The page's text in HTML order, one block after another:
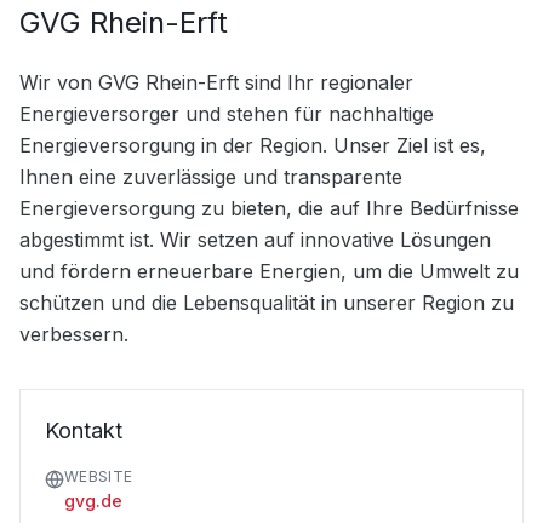
GVG Rhein-Erft
Wir von GVG Rhein-Erft sind Ihr regionaler
Energieversorger und stehen für nachhaltige
Energieversorgung in der Region. Unser Ziel ist es,
Ihnen eine zuverlässige und transparente
Energieversorgung zu bieten, die auf Ihre Bedürfnisse
abgestimmt ist. Wir setzen auf innovative Lösungen
und fördern erneuerbare Energien, um die Umwelt zu
schützen und die Lebensqualität in unserer Region zu
verbessern.
Kontakt
WEBSITE
gvg.de